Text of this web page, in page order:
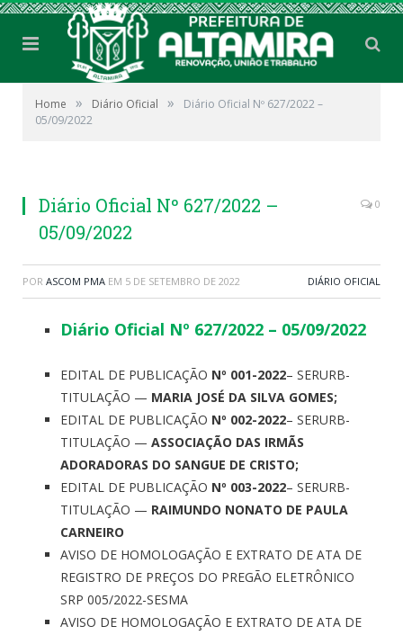
Home » Diário Oficial »
Diário Oficial Nº 627/2022 –
05/09/2022
Diário Oficial Nº 627/2022 –
05/09/2022
0
POR ASCOM PMA EM 5 DE SETEMBRO DE 2022 DIÁRIO OFICIAL
Diário Oficial Nº 627/2022 – 05/09/2022
EDITAL DE PUBLICAÇÃO Nº 001-2022– SERURB-
TITULAÇÃO — MARIA JOSÉ DA SILVA GOMES;
EDITAL DE PUBLICAÇÃO Nº 002-2022– SERURB-
TITULAÇÃO — ASSOCIAÇÃO DAS IRMÃS
ADORADORAS DO SANGUE DE CRISTO;
EDITAL DE PUBLICAÇÃO Nº 003-2022– SERURB-
TITULAÇÃO — RAIMUNDO NONATO DE PAULA
CARNEIRO
AVISO DE HOMOLOGAÇÃO E EXTRATO DE ATA DE
REGISTRO DE PREÇOS DO PREGÃO ELETRÔNICO
SRP 005/2022-SESMA
AVISO DE HOMOLOGAÇÃO E EXTRATO DE ATA DE